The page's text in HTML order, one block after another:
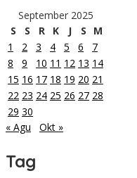
September 2025
S
S R K J S
M
1
2 3 4 5 6
7
8
9 10 11 12 13 14
15 16 17 18 19 20 21
22 23 24 25 26 27 28
29 30
« Agu
Okt »
Tag